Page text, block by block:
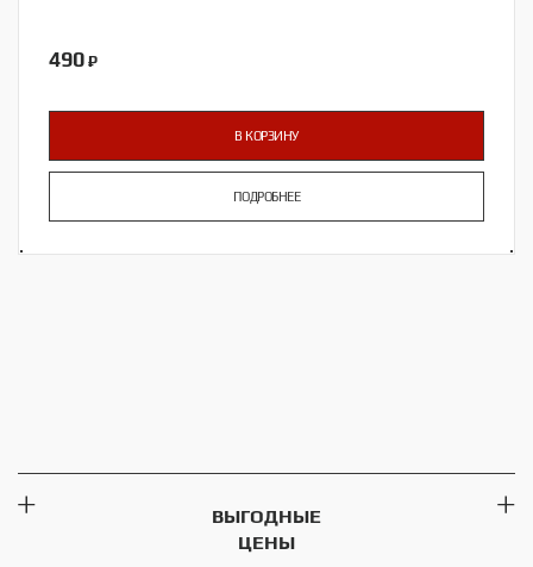
490 ₽
В КОРЗИНУ
ПОДРОБНЕЕ
ВЫГОДНЫЕ
ЦЕНЫ